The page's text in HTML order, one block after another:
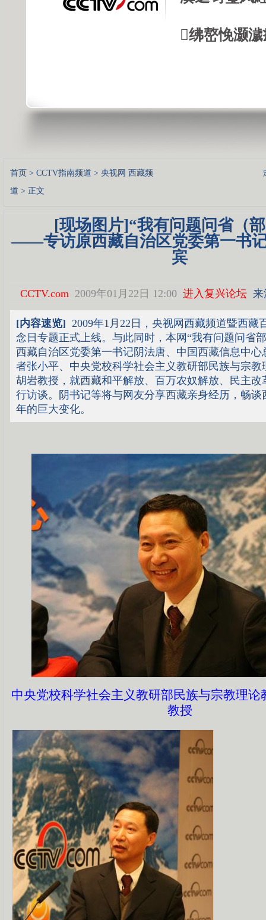
绋嶅悗灏
首页 > CCTV指南频道 > 央视网 西藏频
道 > 正文
[现场图片]“我有问题问省（
——专访原西藏自治区党委第一书
宾
CCTV.com 2009年01月22日 12:00 进入复兴论坛来
[内容速览] 2009年1月22日，央视网西藏频道暨西藏
念日专题正式上线。与此同时，本网“我有问题问省
西藏自治区党委第一书记阴法唐、中国西藏信息中心
者张小平、中央党校科学社会主义教研部民族与宗教
胡岩教授，就西藏和平解放、百万农奴解放、民主改
行访谈。阴书记等将与网友分享西藏亲身经历，畅谈
年的巨大变化。
中央党校科学社会主义教研部民族与宗教理论
教授